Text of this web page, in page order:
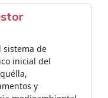
sistema de
inicial del
y